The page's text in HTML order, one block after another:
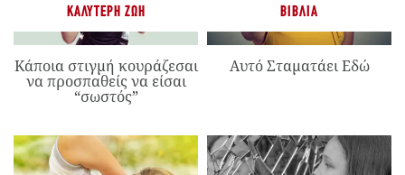
ΚΑΛΎΤΕΡΗ ΖΩΉ
Κάποια στιγμή κουράζεσαι
να προσπαθείς να είσαι
“σωστός”
ΒΙΒΛΊΑ
Αυτό Σταματάει Εδώ